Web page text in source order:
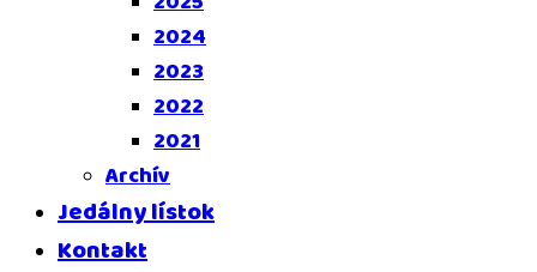
2024
2023
2022
2021
Archív
Jedálny lístok
Kontakt